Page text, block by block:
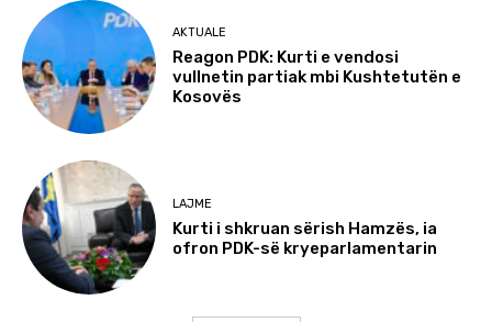
AKTUALE
Reagon PDK: Kurti e vendosi
vullnetin partiak mbi Kushtetutën e
Kosovës
LAJME
Kurti i shkruan sërish Hamzës, ia
ofron PDK-së kryeparlamentarin